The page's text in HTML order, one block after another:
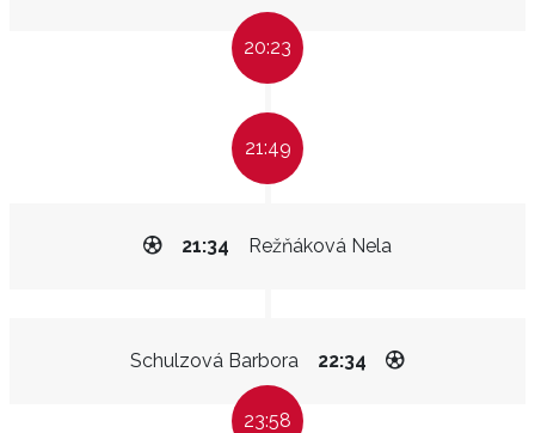
20:23
21:49
Režňáková Nela
21:34
Schulzová Barbora 22:34
23:58